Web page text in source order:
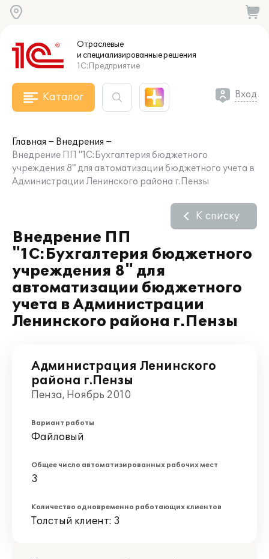
Отраслевые
и специализированныерешения
1С:Предприятие
Каталог Вход
Главная
Внедрения
Внедрение ПП "1С:Бухгалтерия бюджетного
учреждения 8" для автоматизации бюджетного учета в
Администрации Ленинского района г.Пензы
Внедрение ПП
"1С:Бухгалтерия бюджетного
учреждения 8" для
автоматизации бюджетного
учета в Администрации
Ленинского района г.Пензы
К списку
Администрация Ленинского
района г.Пензы
Пенза, Ноябрь 2010
Вариант работы
Файловый
Общее число автоматизированных рабочих мест
3
Количество одновременно работающих клиентов
Толстый клиент: 3